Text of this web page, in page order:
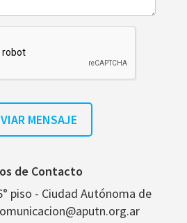
de Contacto
piso - Ciudad Autónoma de